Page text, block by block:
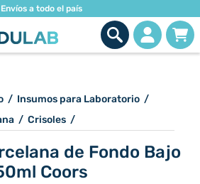
Envíos a todo el país
/ Insumos para Laboratorio /
/ Crisoles /
de Fondo Bajo
Coors